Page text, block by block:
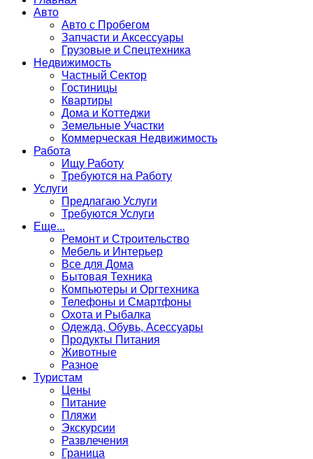
Авто
Авто с Пробегом
Запчасти и Аксессуары
Грузовые и Спецтехника
Недвижимость
Частный Сектор
Гостиницы
Квартиры
Дома и Коттеджи
Земельные Участки
Коммерческая Недвижимость
Работа
Ищу Работу
Требуются на Работу
Услуги
Предлагаю Услуги
Требуются Услуги
Еще...
Ремонт и Строительство
Мебель и Интерьер
Все для Дома
Бытовая Техника
Компьютеры и Оргтехника
Телефоны и Смартфоны
Охота и Рыбалка
Одежда, Обувь, Асессуары
Продукты Питания
Животные
Разное
Туристам
Цены
Питание
Пляжи
Экскурсии
Развлечения
Граница